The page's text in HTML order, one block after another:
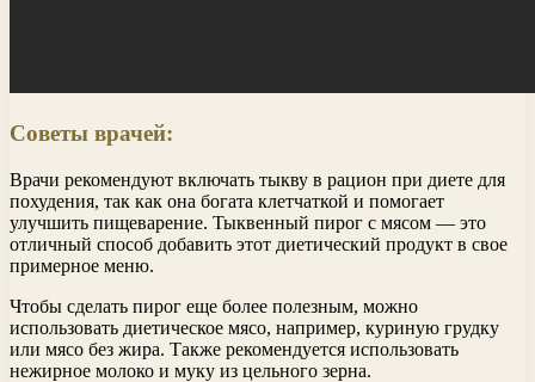
Советы врачей:
Врачи рекомендуют включать тыкву в рацион при диете для
похудения, так как она богата клетчаткой и помогает
улучшить пищеварение. Тыквенный пирог с мясом — это
отличный способ добавить этот диетический продукт в свое
примерное меню.
Чтобы сделать пирог еще более полезным, можно
использовать диетическое мясо, например, куриную грудку
или мясо без жира. Также рекомендуется использовать
нежирное молоко и муку из цельного зерна.